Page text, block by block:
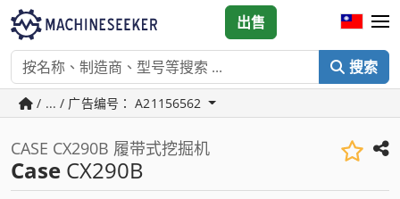
搜索
出售
/ ... / 广告编号： A21156562
CASE CX290B 履带式挖掘机
Case CX290B